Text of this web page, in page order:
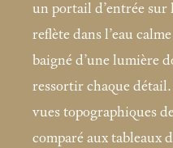
un portail d’entrée
reflète dans l’eau
baigné d’une lumière
ressortir chaque
vues topographiques
comparé aux tableaux